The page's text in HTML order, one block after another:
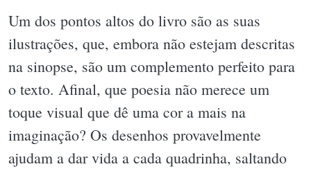
Um dos pontos altos do livro são as suas
ilustrações, que, embora não estejam descritas
na sinopse, são um complemento perfeito para
o texto. Afinal, que poesia não merece um
toque visual que dê uma cor a mais na
imaginação? Os desenhos provavelmente
ajudam a dar vida a cada quadrinha, saltando